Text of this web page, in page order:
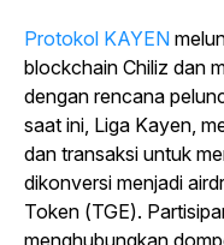
Protokol KAYEN
blockchain Chiliz dan
dengan rencana
saat ini, Liga Kayen,
dan transaksi untuk
dikonversi menjadi
Token (TGE).
menghubungkan